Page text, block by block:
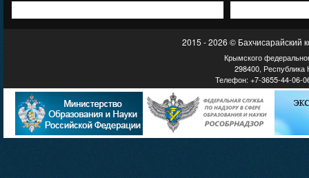
2015 - 2026 © Бахчисарайский
Крымского
298400, Республика
Телефон: +7-3655-44-06-